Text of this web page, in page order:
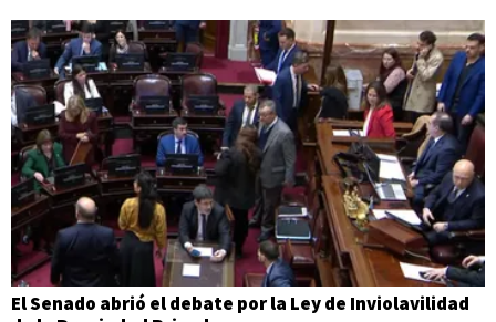
El Senado abrió el debate por la Ley de Inviolavilidad